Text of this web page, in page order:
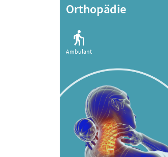
Orthopädie
Ambulant